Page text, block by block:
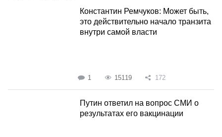
Константин Ремчуков: Может быть,
это действительно начало транзита
внутри самой власти
1 15119 172
Путин ответил на вопрос СМИ о
результатах его вакцинации